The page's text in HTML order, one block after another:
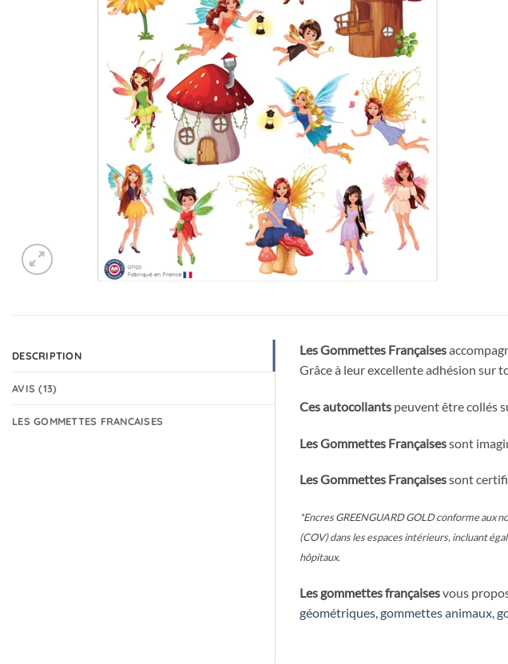
DESCRIPTION
AVIS (13)
LES GOMMETTES FRANCAISES
Les Gommettes Françaises
Grâce à leur excellente adhésion sur
Ces autocollants peuvent être collés
Les Gommettes Françaisessont
Les Gommettes Françaisessont
*Encres GREENGUARD GOLD conforme aux
(COV) dans les espaces intérieurs, incluant
hôpitaux.
Les gommettes françaisesvous
géométriques,gommettes animaux,